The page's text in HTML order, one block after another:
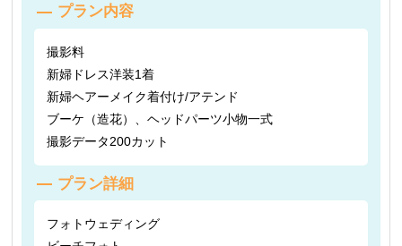
プラン内容
撮影料
新婦ドレス洋装1着
新婦ヘアーメイク着付け/アテンド
ブーケ（造花）、ヘッドパーツ小物一式
撮影データ200カット
プラン詳細
フォトウェディング